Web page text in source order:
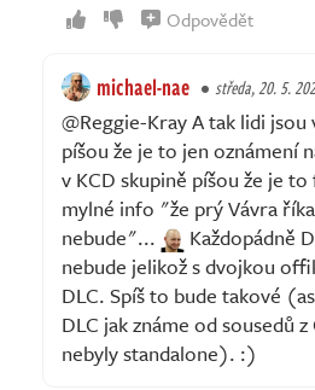
Odpovědět
michael-nae středa, 20. 5.
@Reggie-Kray A tak lidi
píšou že je to jen oznámení
v KCD skupině píšou že je
mylné info "že prý Vávra
nebude"...
Každopádně
nebude jelikož s dvojkou
DLC. Spíš to bude takové
DLC jak známe od sousedů
nebyly standalone). :)